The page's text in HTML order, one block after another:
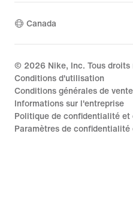
Canada
© 2026 Nike, Inc. Tous droits
Conditions d'utilisation
Conditions générales de vente
Informations sur l'entreprise
Politique de confidentialité et
Paramètres de confidentialité